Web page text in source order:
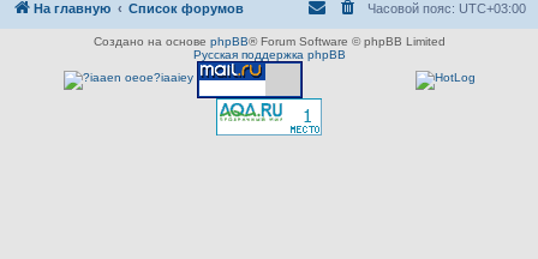
На главную Список форумов Часовой пояс: UTC+03:00
Создано на основе phpBB® Forum Software © phpBB Limited
Русская поддержка phpBB